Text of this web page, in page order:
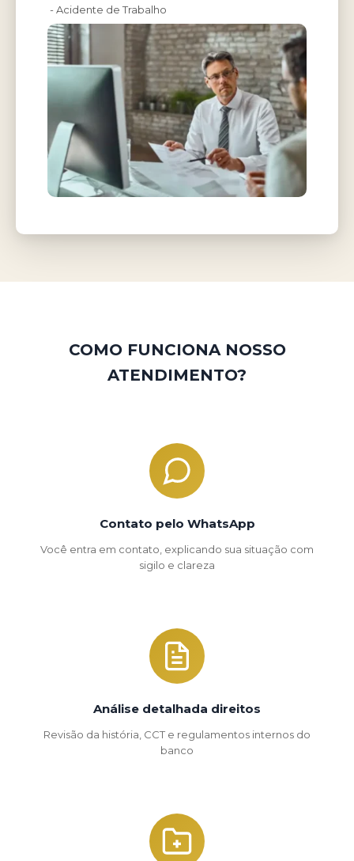
- Acidente de Trabalho
COMO FUNCIONA NOSSO
ATENDIMENTO?
Contato pelo WhatsApp
Você entra em contato, explicando sua situação com
sigilo e clareza
Análise detalhada direitos
Revisão da história, CCT e regulamentos internos do
banco